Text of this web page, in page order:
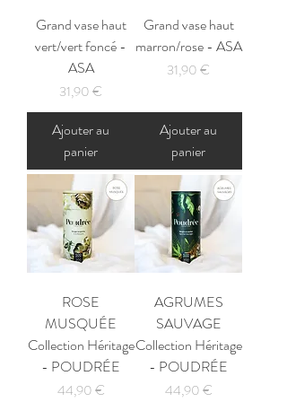
Grand vase haut
vert/vert foncé -
ASA
Prix
31,90 €
Ajouter au
panier
Grand vase haut
marron/rose - ASA
Prix
31,90 €
Ajouter au
panier
ROSE
MUSQUÉE
Collection Héritage
- POUDRÉE
Prix
44,90 €
AGRUMES
SAUVAGE
Collection Héritage
- POUDRÉE
Prix
44,90 €